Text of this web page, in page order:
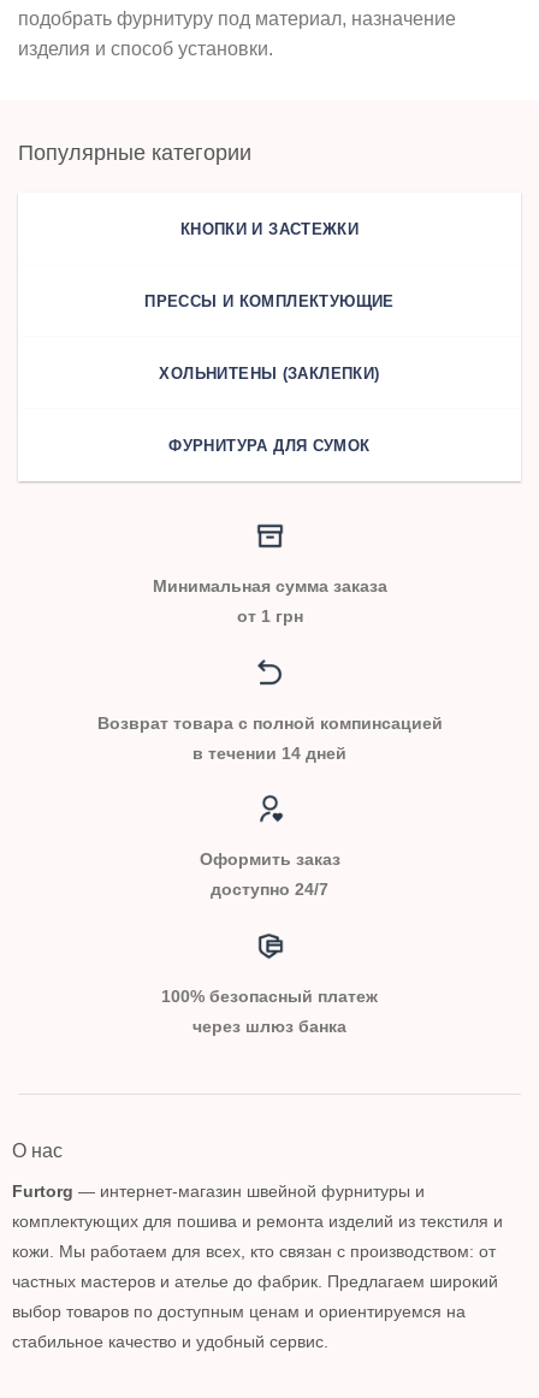
подобрать фурнитуру под материал, назначение
изделия и способ установки.
Популярные категории
КНОПКИ И ЗАСТЕЖКИ
ПРЕССЫ И КОМПЛЕКТУЮЩИЕ
ХОЛЬНИТЕНЫ (ЗАКЛЕПКИ)
ФУРНИТУРА ДЛЯ СУМОК
Минимальная сумма заказа
от 1 грн
Возврат товара с полной компинсацией
в течении 14 дней
Оформить заказ
доступно 24/7
100% безопасный платеж
через шлюз банка
О нас
Furtorg — интернет-магазин швейной фурнитуры и
комплектующих для пошива и ремонта изделий из текстиля и
кожи. Мы работаем для всех, кто связан с производством: от
частных мастеров и ателье до фабрик. Предлагаем широкий
выбор товаров по доступным ценам и ориентируемся на
стабильное качество и удобный сервис.